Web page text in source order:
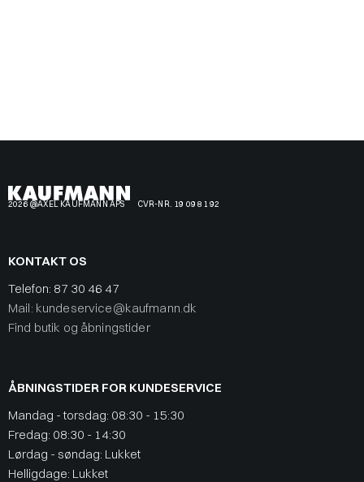
2026 @AXEL KAUFMANN APS CVR-NR. 19 09 81 92
KONTAKT OS
Telefon: 87 30 46 47
Mail: kundeservice@kaufmann.dk
Find butik og åbningstider
ÅBNINGSTIDER FOR KUNDESERVICE
Mandag - torsdag: 08:30 - 15:30
Fredag: 08:30 - 14:30
Lørdag - søndag: Lukket
Helligdage: Lukket